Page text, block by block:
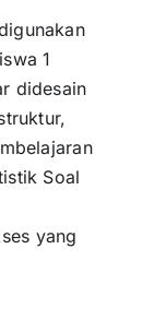
1
didesain
Soal
yang